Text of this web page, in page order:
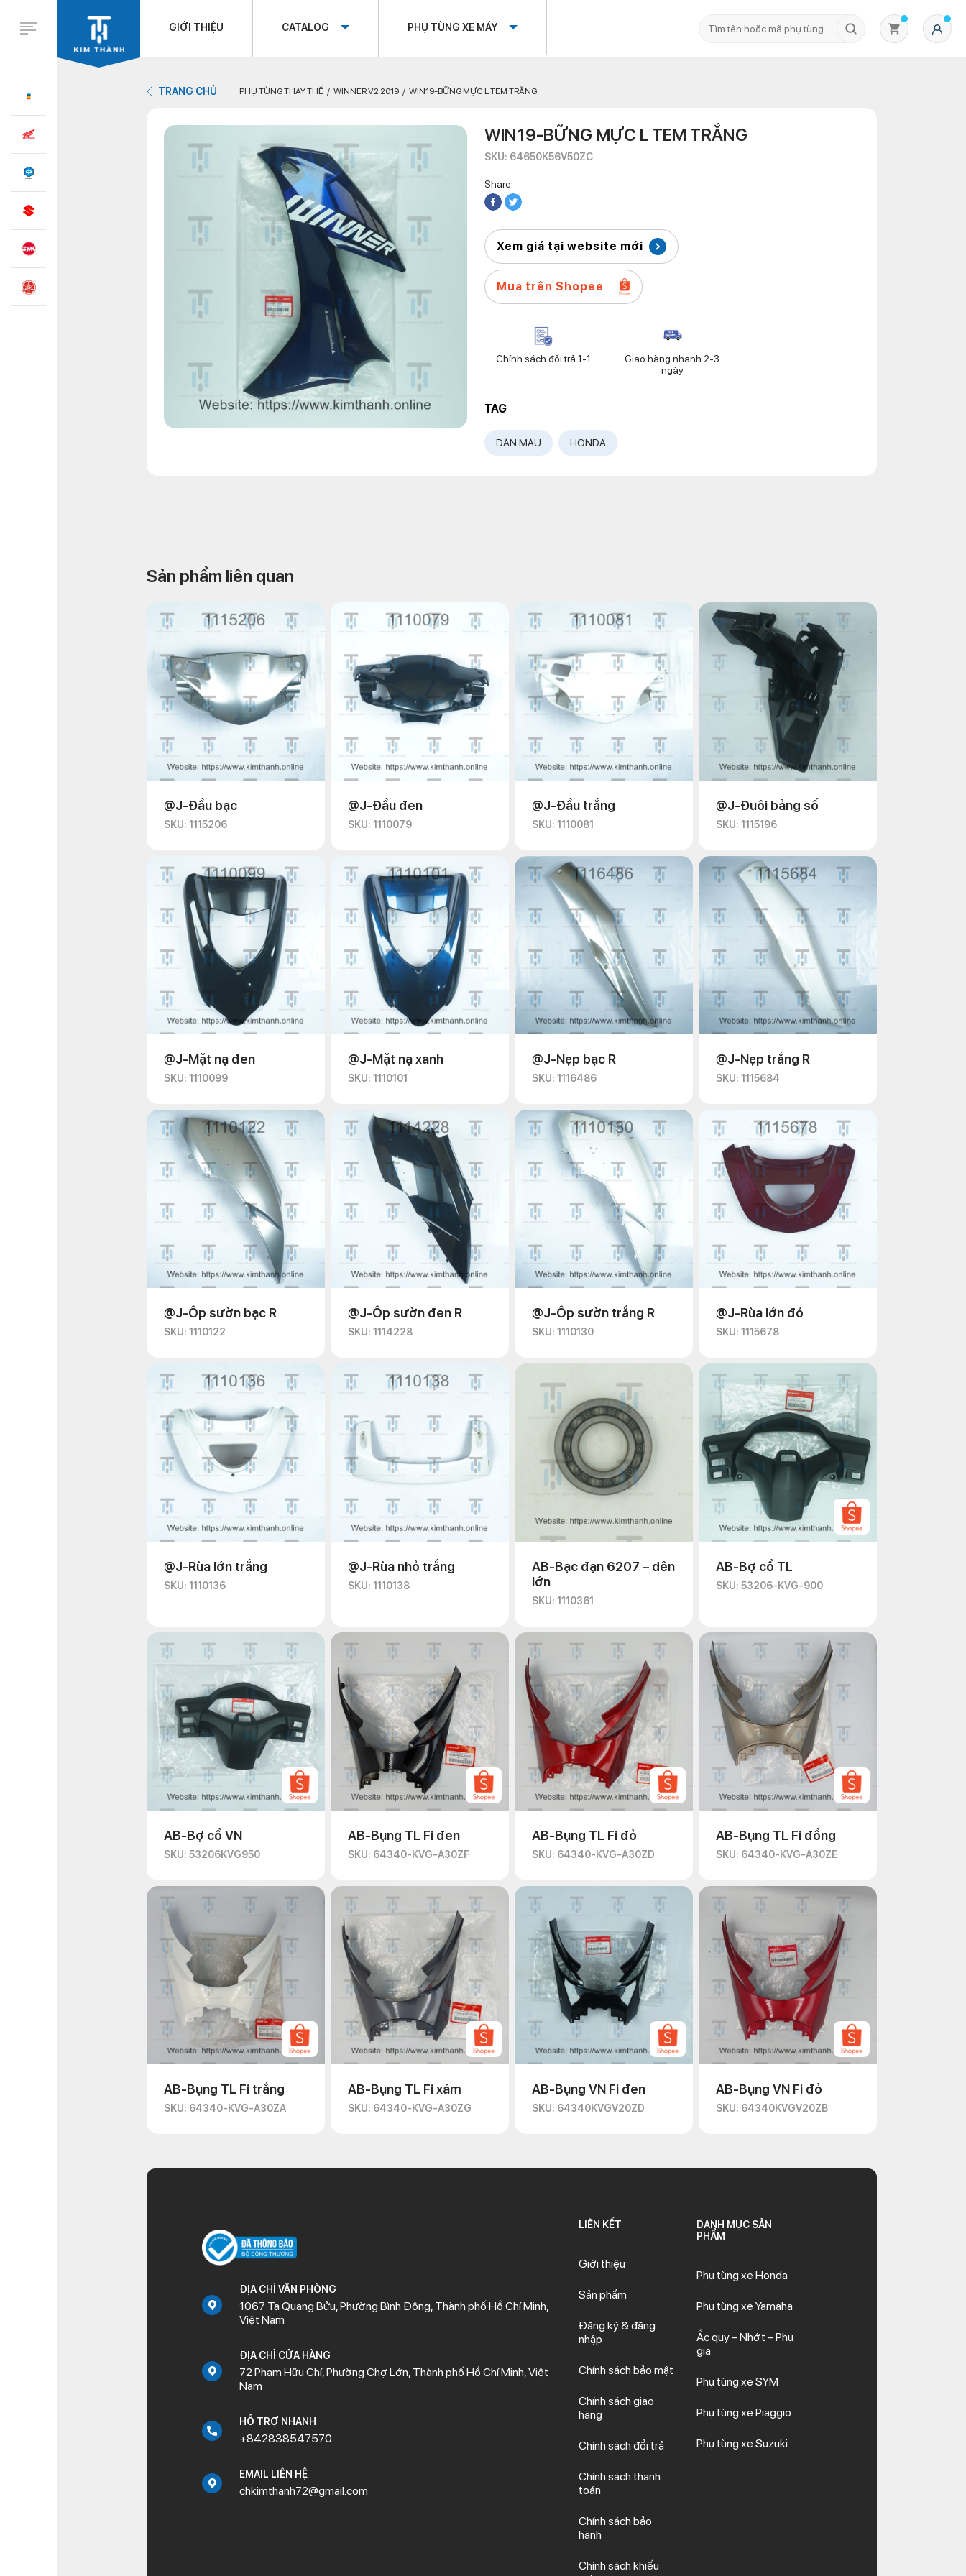
GIỚI THIỆU CATALOG PHỤ TÙNG XE MÁY
TRANG CHỦ PHỤ TÙNG THAY THẾ WINNER V2 2019 WIN19-BỮNG MỰC L TEM TRẮNG
WIN19-BỮNG MỰC L TEM TRẮNG
SKU: 64650K56V50ZC
Share:
Xem giá tại website mới
Mua trên Shopee
Chính sách đổi trả 1-1
Giao hàng nhanh 2-3
ngày
TAG
DÀN MÀU HONDA
Sản phẩm liên quan
@J-Đầu bạc
SKU: 1115206
@J-Đầu đen
SKU: 1110079
@J-Đầu trắng
SKU: 1110081
@J-Đuôi bảng số
SKU: 1115196
@J-Mặt nạ đen
SKU: 1110099
@J-Mặt nạ xanh
SKU: 1110101
@J-Nẹp bạc R
SKU: 1116486
@J-Nẹp trắng R
SKU: 1115684
@J-Ốp sườn bạc R
SKU: 1110122
@J-Ốp sườn đen R
SKU: 1114228
@J-Ốp sườn trắng R
SKU: 1110130
@J-Rùa lớn đỏ
SKU: 1115678
@J-Rùa lớn trắng
SKU: 1110136
@J-Rùa nhỏ trắng
SKU: 1110138
AB-Bạc đạn 6207 – dên
lớn
SKU: 1110361
AB-Bợ cổ TL
SKU: 53206-KVG-900
AB-Bợ cổ VN
SKU: 53206KVG950
AB-Bụng TL Fi đen
SKU: 64340-KVG-A30ZF
AB-Bụng TL Fi đỏ
SKU: 64340-KVG-A30ZD
AB-Bụng TL Fi đồng
SKU: 64340-KVG-A30ZE
AB-Bụng TL Fi trắng
SKU: 64340-KVG-A30ZA
AB-Bụng TL Fi xám
SKU: 64340-KVG-A30ZG
AB-Bụng VN Fi đen
SKU: 64340KVGV20ZD
AB-Bụng VN Fi đỏ
SKU: 64340KVGV20ZB
ĐỊA CHỈ VĂN PHÒNG
1067 Tạ Quang Bửu, Phường Bình Đông, Thành phố Hồ Chí Minh,
Việt Nam
ĐỊA CHỈ CỬA HÀNG
72 Phạm Hữu Chí, Phường Chợ Lớn, Thành phố Hồ Chí Minh, Việt
Nam
HỖ TRỢ NHANH
+842838547570
EMAIL LIÊN HỆ
chkimthanh72@gmail.com
LIÊN KẾT
Giới thiệu
Sản phẩm
Đăng ký & đăng
nhập
Chính sách bảo mật
Chính sách giao
hàng
Chính sách đổi trả
Chính sách thanh
toán
Chính sách bảo
hành
Chính sách khiếu
DANH MỤC SẢN
PHẨM
Phụ tùng xe Honda
Phụ tùng xe Yamaha
Ắc quy – Nhớt – Phụ
gia
Phụ tùng xe SYM
Phụ tùng xe Piaggio
Phụ tùng xe Suzuki